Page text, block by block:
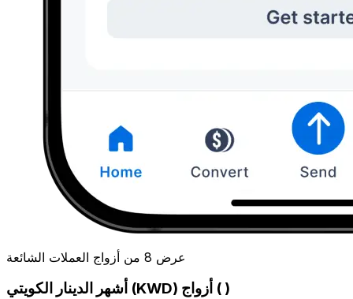
عرض 8 من أزواج العملات الشائعة
أشهر الدينار الكويتي (KWD) أزواج ( )